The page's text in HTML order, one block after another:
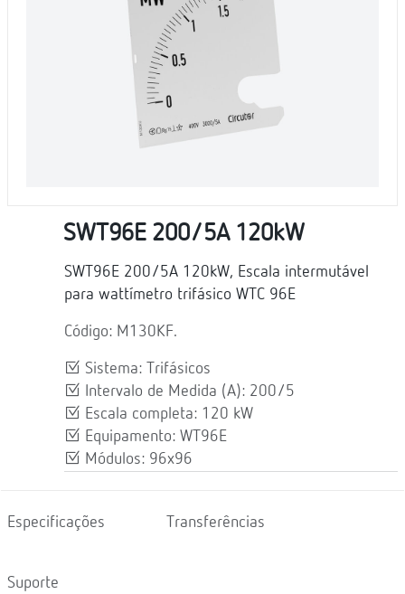
SWT96E 200/5A 120kW
SWT96E 200/5A 120kW, Escala intermutável
para wattímetro trifásico WTC 96E
Código: M130KF.
Sistema: Trifásicos
Intervalo de Medida (A): 200/5
Escala completa: 120 kW
Equipamento: WT96E
Módulos: 96x96
Especificações Transferências
Suporte